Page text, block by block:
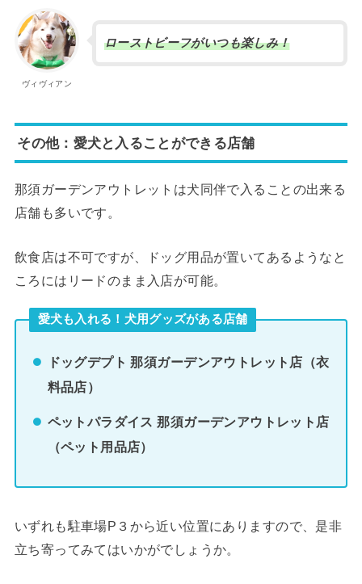
ヴィヴィアン
ローストビーフがいつも楽しみ！
その他：愛犬と入ることができる店舗
那須ガーデンアウトレットは犬同伴で入ることの出来る
店舗も多いです。
飲食店は不可ですが、ドッグ用品が置いてあるようなと
ころにはリードのまま入店が可能。
愛犬も入れる！犬用グッズがある店舗
ドッグデプト 那須ガーデンアウトレット店（衣
料品店）
ペットパラダイス 那須ガーデンアウトレット店
（ペット用品店）
いずれも駐車場P３から近い位置にありますので、是非
立ち寄ってみてはいかがでしょうか。